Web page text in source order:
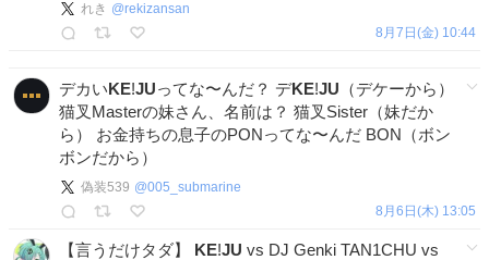
れき @rekizansan
8月7日(金) 10:44
デカいKE!JUってな〜んだ？ デKE!JU （デケーから）
猫叉Masterの妹さん、名前は？ 猫叉Sister（妹だか
ら） お金持ちの息子のPONってな〜んだ BON（ボン
ボンだから）
偽装539 @005_submarine
8月6日(木) 13:05
【言うだけタダ】 KE!JU vs DJ Genki TAN1CHU vs